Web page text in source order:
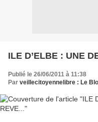
ILE D’ELBE : UNE
Publié le 26/06/2011 à 11:38
Par veillecitoyennelibre : Le